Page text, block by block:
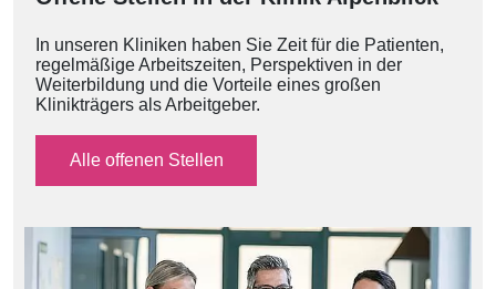
In unseren Kliniken haben Sie Zeit für die Patienten,
regelmäßige Arbeitszeiten, Perspektiven in der
Weiterbildung und die Vorteile eines großen
Klinikträgers als Arbeitgeber.
Alle offenen Stellen